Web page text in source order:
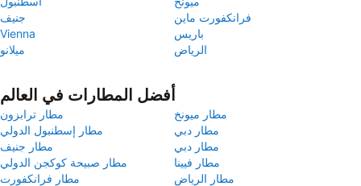
جنيف
فرانكفورت ماين
Vienna
باريس
ميلانو
الرياض
أفضل المطارات في العالم
مطار ترابزون
مطار ميونخ
مطار إسطنبول الدولي
مطار دبي
مطار جنيف
مطار دبي
مطار صبيحة كوكجن الدولي
مطار فيينا
مطار فرانكفورت
مطار الرياض